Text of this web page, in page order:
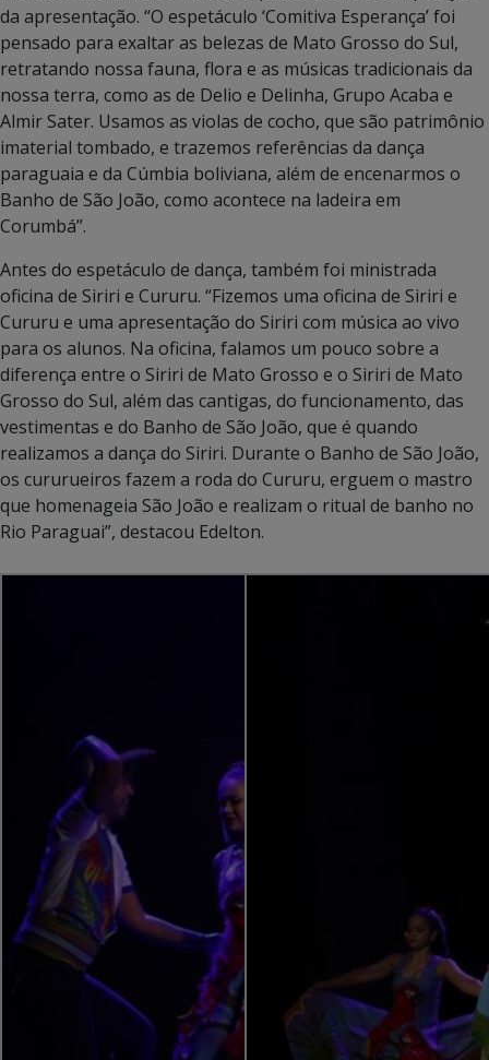
da apresentação. “O espetáculo ‘Comitiva Esperança’ foi
pensado para exaltar as belezas de Mato Grosso do Sul,
retratando nossa fauna, flora e as músicas tradicionais da
nossa terra, como as de Delio e Delinha, Grupo Acaba e
Almir Sater. Usamos as violas de cocho, que são patrimônio
imaterial tombado, e trazemos referências da dança
paraguaia e da Cúmbia boliviana, além de encenarmos o
Banho de São João, como acontece na ladeira em
Corumbá”.
Antes do espetáculo de dança, também foi ministrada
oficina de Siriri e Cururu. “Fizemos uma oficina de Siriri e
Cururu e uma apresentação do Siriri com música ao vivo
para os alunos. Na oficina, falamos um pouco sobre a
diferença entre o Siriri de Mato Grosso e o Siriri de Mato
Grosso do Sul, além das cantigas, do funcionamento, das
vestimentas e do Banho de São João, que é quando
realizamos a dança do Siriri. Durante o Banho de São João,
os cururueiros fazem a roda do Cururu, erguem o mastro
que homenageia São João e realizam o ritual de banho no
Rio Paraguai”, destacou Edelton.